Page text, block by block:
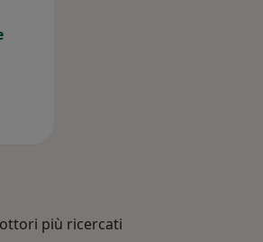
più ricercati